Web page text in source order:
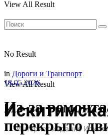
View All Result
No Result
View All Result
in Дороги и Транспорт
18.05.2026
Из-за
перекрыто